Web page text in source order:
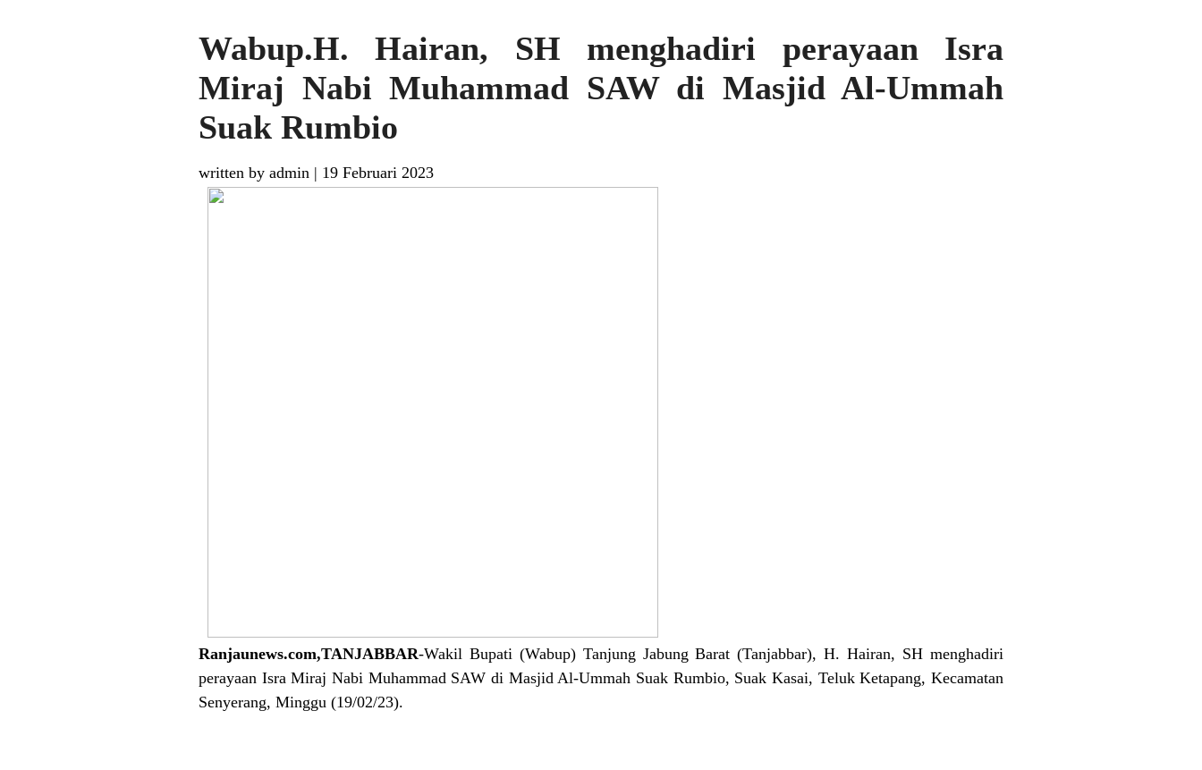
Wabup.H. Hairan, SH menghadiri perayaan Isra
Miraj Nabi Muhammad SAW di Masjid Al-Ummah
Suak Rumbio
written by admin | 19 Februari 2023
Ranjaunews.com,TANJABBAR-Wakil Bupati (Wabup) Tanjung Jabung Barat (Tanjabbar), H. Hairan, SH menghadiri
perayaan Isra Miraj Nabi Muhammad SAW di Masjid Al-Ummah Suak Rumbio, Suak Kasai, Teluk Ketapang, Kecamatan
Senyerang, Minggu (19/02/23).